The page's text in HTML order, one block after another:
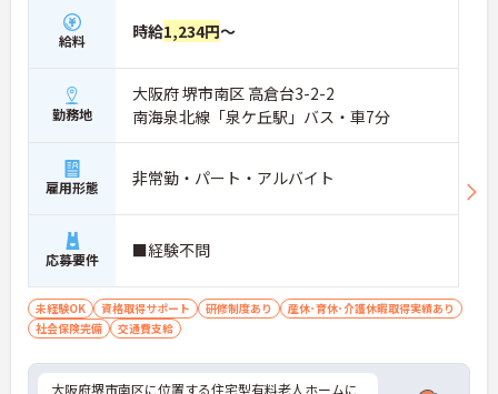
給料 時給1,234円～
勤務地
大阪府 堺市南区 高倉台3-2-2
南海泉北線「泉ケ丘駅」バス・車7分
雇用形態 非常勤・パート・アルバイト
応募要件 ■経験不問
未経験OK 資格取得サポート 研修制度あり
産休･育休･介護休暇取得実績あり
社会保険完備
交通費支給
大阪府堺市南区に位置する住宅型有料老人ホームに